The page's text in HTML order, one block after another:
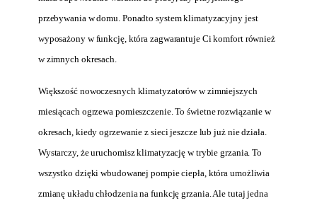
przebywania w domu. Ponadto system klimatyzacyjny jest
wyposażony w funkcję, która zagwarantuje Ci komfort również
w zimnych okresach.
Większość nowoczesnych klimatyzatorów w zimniejszych
miesiącach ogrzewa pomieszczenie. To świetne rozwiązanie w
okresach, kiedy ogrzewanie z sieci jeszcze lub już nie działa.
Wystarczy, że uruchomisz klimatyzację w trybie grzania. To
wszystko dzięki wbudowanej pompie ciepła, która umożliwia
zmianę układu chłodzenia na funkcję grzania. Ale tutaj jedna